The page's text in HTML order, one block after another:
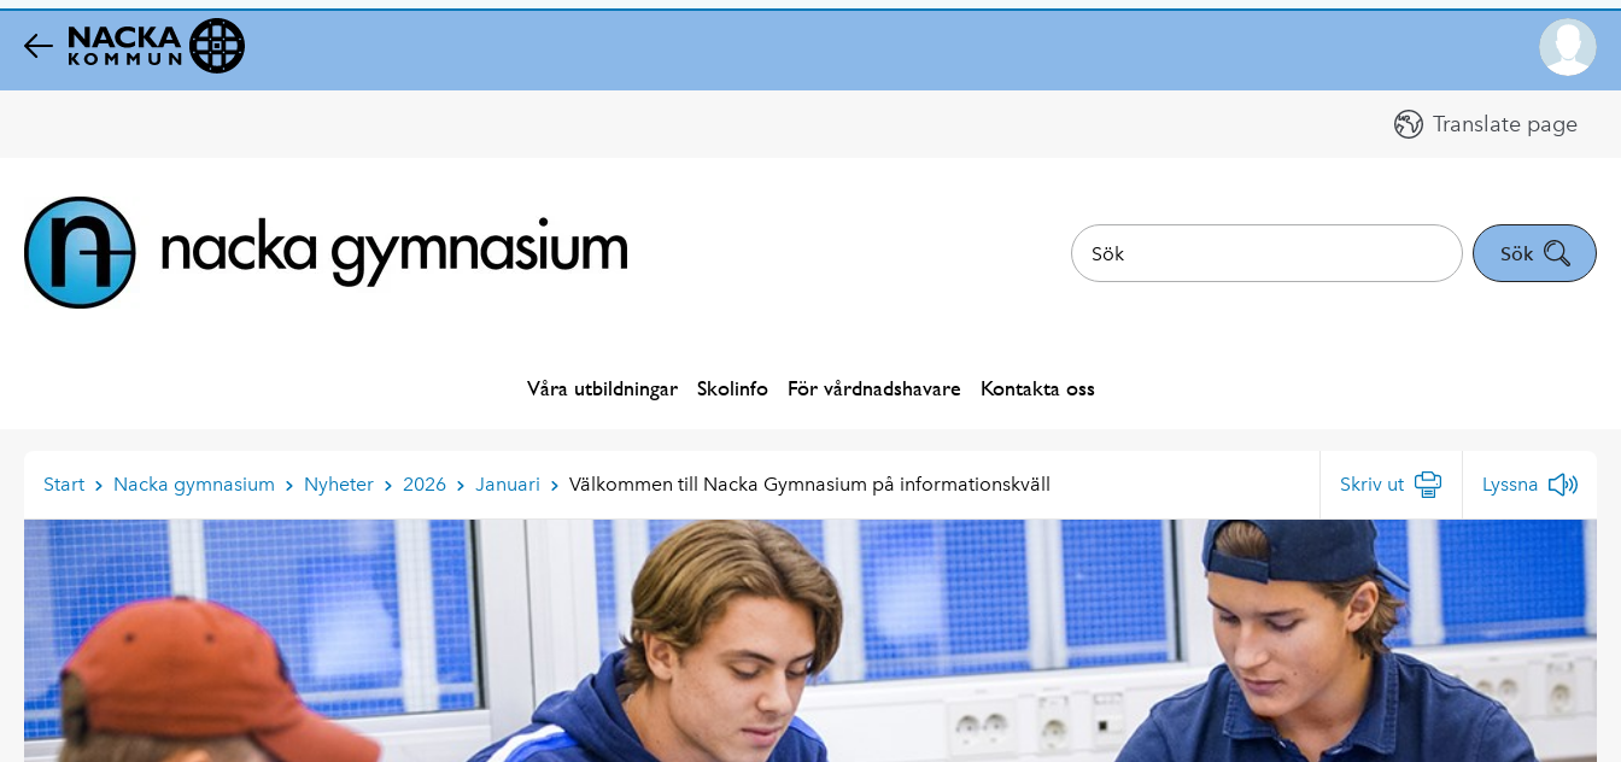
Translate page
Sök
Våra utbildningar Skolinfo För vårdnadshavare Kontakta oss
Start Nacka gymnasium Nyheter 2026 Januari Välkommen till Nacka Gymnasium på informationskväll Skriv ut Lyssna